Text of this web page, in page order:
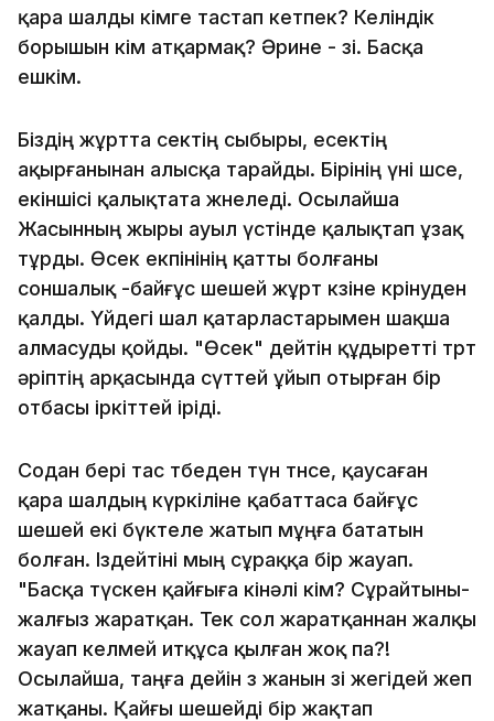
қара шалды кімге тастап кетпек? Келіндік
борышын кім атқармақ? Әрине - өзі. Басқа
ешкім.
Біздің жұртта өсектің сыбыры, есектің
ақырғанынан алысқа тарайды. Бірінің үні өшсе,
екіншісі қалықтата жөнеледі. Осылайша
Жасынның жыры ауыл үстінде қалықтап ұзақ
тұрды. Өсек екпінінің қатты болғаны
соншалық -байғұс шешей жұрт көзіне көрінуден
қалды. Үйдегі шал қатарластарымен шақша
алмасуды қойды. "Өсек" дейтін құдыретті төрт
әріптің арқасында сүттей ұйып отырған бір
отбасы іркіттей іріді.
Содан бері тас төбеден түн төнсе, қаусаған
қара шалдың күркіліне қабаттаса байғұс
шешей екі бүктеле жатып мұңға бататын
болған. Іздейтіні мың сұраққа бір жауап.
"Басқа түскен қайғыға кінәлі кім? Сұрайтыны-
жалғыз жаратқан. Тек сол жаратқаннан жалқы
жауап келмей итқұса қылған жоқ па?!
Осылайша, таңға дейін өз жанын өзі жегідей жеп
жатқаны. Қайғы шешейді бір жақтап